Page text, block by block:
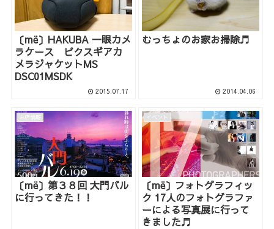
〔më〕HAKUBA 一眼カメ
ラケース ピクスギアカ
メラジャケットMS
DSC01MSDK
2015.07.17
むっちょのお家お掃除♬
2014.04.06
お店情報
〔më〕第３８回 大門バル
に行ってきた！！
イベント
〔më〕フォトグラフィッ
ク 17人のフォトグラファ
ーによる写真展に行って
きました♬